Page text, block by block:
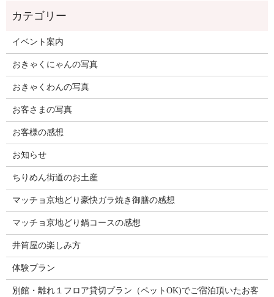
イベント案内
おきゃくにゃんの写真
おきゃくわんの写真
お客さまの写真
お客様の感想
お知らせ
ちりめん街道のお土産
マッチョ京地どり豪快ガラ焼き御膳の感想
マッチョ京地どり鍋コースの感想
井筒屋の楽しみ方
体験プラン
別館・離れ１フロア貸切プラン（ペットOK)でご宿泊頂いたお客